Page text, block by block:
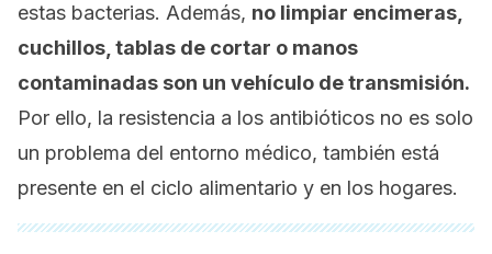
estas bacterias. Además, no limpiar encimeras,
cuchillos, tablas de cortar o manos
contaminadas son un vehículo de transmisión.
Por ello, la resistencia a los antibióticos no es solo
un problema del entorno médico, también está
presente en el ciclo alimentario y en los hogares.